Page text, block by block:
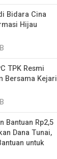
Bidara Cina
Hijau
TPK Resmi
Bersama Kejari
Bantuan Rp2,5
Dana Tunai,
untuk